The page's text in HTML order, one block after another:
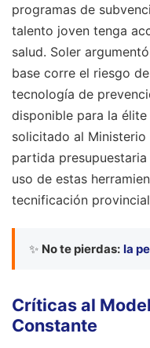
programas de
talento joven tenga
salud. Soler
base corre el riesgo
tecnología de
disponible para la
solicitado al
partida
uso de estas
tecnificación
✨ No te pierdas: la
Críticas al
Constante